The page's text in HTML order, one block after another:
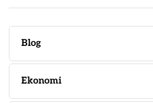
Blog
Ekonomi